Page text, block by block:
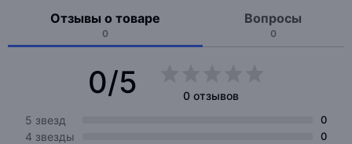
Отзывы о товаре
0
Вопросы
0
0/5
0 отзывов
5 звезд
0
4 звезды 0